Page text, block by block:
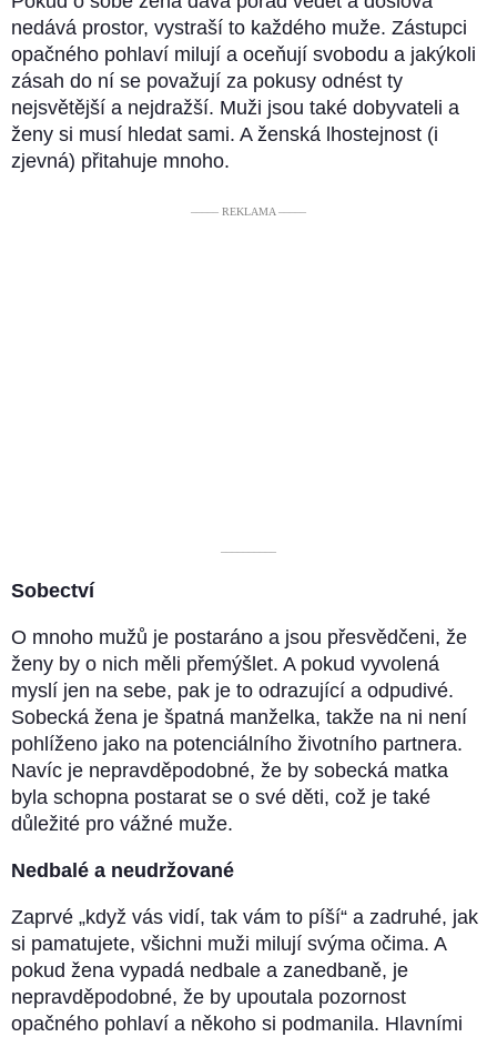
nedává prostor, vystraší to každého muže. Zástupci
opačného pohlaví milují a oceňují svobodu a jakýkoli
zásah do ní se považují za pokusy odnést ty
nejsvětější a nejdražší. Muži jsou také dobyvateli a
ženy si musí hledat sami. A ženská lhostejnost (i
zjevná) přitahuje mnoho.
––––– REKLAMA –––––
––––––––––
Sobectví
O mnoho mužů je postaráno a jsou přesvědčeni, že
ženy by o nich měli přemýšlet. A pokud vyvolená
myslí jen na sebe, pak je to odrazující a odpudivé.
Sobecká žena je špatná manželka, takže na ni není
pohlíženo jako na potenciálního životního partnera.
Navíc je nepravděpodobné, že by sobecká matka
byla schopna postarat se o své děti, což je také
důležité pro vážné muže.
Nedbalé a neudržované
Zaprvé „když vás vidí, tak vám to píší“ a zadruhé, jak
si pamatujete, všichni muži milují svýma očima. A
pokud žena vypadá nedbale a zanedbaně, je
nepravděpodobné, že by upoutala pozornost
opačného pohlaví a někoho si podmanila. Hlavními